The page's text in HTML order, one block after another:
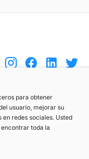
para obtener
usuario, mejorar su
redes sociales. Usted
toda la
(+34) 744 408 070
info@motoreto.com